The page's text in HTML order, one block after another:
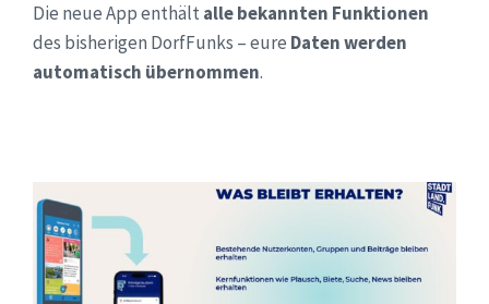
Die neue App enthält alle bekannten Funktionen
des bisherigen DorfFunks – eure Daten werden
automatisch übernommen.